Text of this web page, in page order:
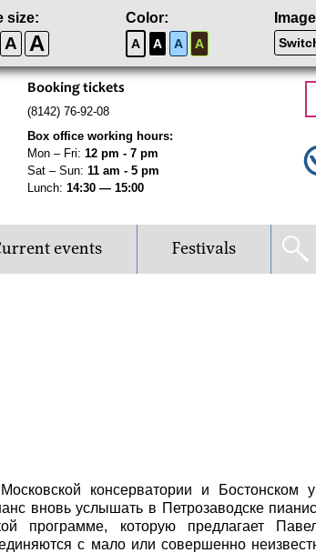
size:
A A
Color:
A A A A
Booking tickets
(8142) 76-92-08
Box office working hours:
Mon – Fri: 12 pm - 7 pm
Sat – Sun: 11 am - 5 pm
Lunch: 14:30 — 15:00
events Festivals
консерватории и Бостонском
вновь услышать в Петрозаводске
программе, которую предлагает
с мало или совершенно